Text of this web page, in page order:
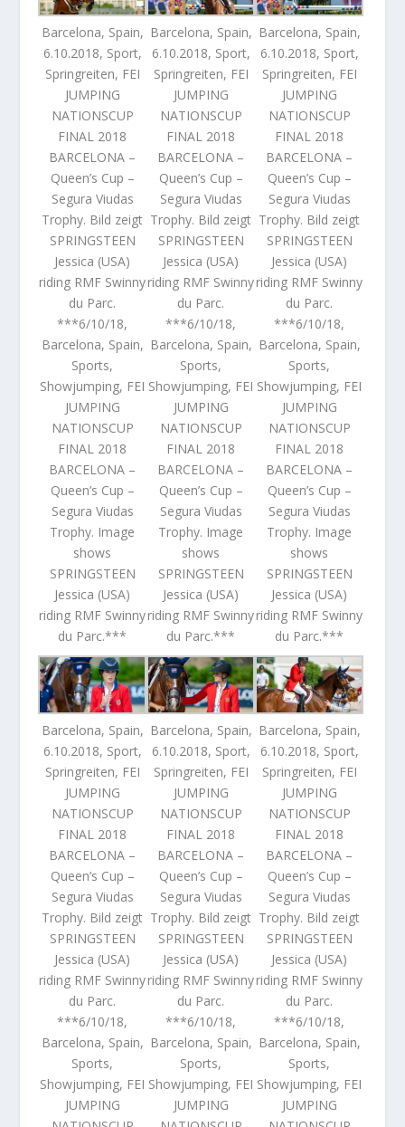
Barcelona, Spain,
6.10.2018, Sport,
Springreiten, FEI
JUMPING
NATIONSCUP
FINAL 2018
BARCELONA –
Queen’s Cup –
Segura Viudas
Trophy. Bild zeigt
SPRINGSTEEN
Jessica (USA)
riding RMF Swinny
du Parc.
***6/10/18,
Barcelona, Spain,
Sports,
Showjumping, FEI
JUMPING
NATIONSCUP
FINAL 2018
BARCELONA –
Queen’s Cup –
Segura Viudas
Trophy. Image
shows
SPRINGSTEEN
Jessica (USA)
riding RMF Swinny
du Parc.***
Barcelona, Spain,
6.10.2018, Sport,
Springreiten, FEI
JUMPING
NATIONSCUP
FINAL 2018
BARCELONA –
Queen’s Cup –
Segura Viudas
Trophy. Bild zeigt
SPRINGSTEEN
Jessica (USA)
riding RMF Swinny
du Parc.
***6/10/18,
Barcelona, Spain,
Sports,
Showjumping, FEI
JUMPING
NATIONSCUP
FINAL 2018
BARCELONA –
Queen’s Cup –
Segura Viudas
Trophy. Image
shows
SPRINGSTEEN
Jessica (USA)
riding RMF Swinny
du Parc.***
Barcelona, Spain,
6.10.2018, Sport,
Springreiten, FEI
JUMPING
NATIONSCUP
FINAL 2018
BARCELONA –
Queen’s Cup –
Segura Viudas
Trophy. Bild zeigt
SPRINGSTEEN
Jessica (USA)
riding RMF Swinny
du Parc.
***6/10/18,
Barcelona, Spain,
Sports,
Showjumping, FEI
JUMPING
NATIONSCUP
FINAL 2018
BARCELONA –
Queen’s Cup –
Segura Viudas
Trophy. Image
shows
SPRINGSTEEN
Jessica (USA)
riding RMF Swinny
du Parc.***
Barcelona, Spain,
6.10.2018, Sport,
Springreiten, FEI
JUMPING
NATIONSCUP
FINAL 2018
BARCELONA –
Queen’s Cup –
Segura Viudas
Trophy. Bild zeigt
SPRINGSTEEN
Jessica (USA)
riding RMF Swinny
du Parc.
***6/10/18,
Barcelona, Spain,
Sports,
Showjumping, FEI
JUMPING
Barcelona, Spain,
6.10.2018, Sport,
Springreiten, FEI
JUMPING
NATIONSCUP
FINAL 2018
BARCELONA –
Queen’s Cup –
Segura Viudas
Trophy. Bild zeigt
SPRINGSTEEN
Jessica (USA)
riding RMF Swinny
du Parc.
***6/10/18,
Barcelona, Spain,
Sports,
Showjumping, FEI
JUMPING
Barcelona, Spain,
6.10.2018, Sport,
Springreiten, FEI
JUMPING
NATIONSCUP
FINAL 2018
BARCELONA –
Queen’s Cup –
Segura Viudas
Trophy. Bild zeigt
SPRINGSTEEN
Jessica (USA)
riding RMF Swinny
du Parc.
***6/10/18,
Barcelona, Spain,
Sports,
Showjumping, FEI
JUMPING